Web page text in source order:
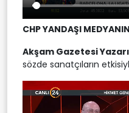
CHP YANDAŞI
Akşam Gazetesi
sözde sanatçıların